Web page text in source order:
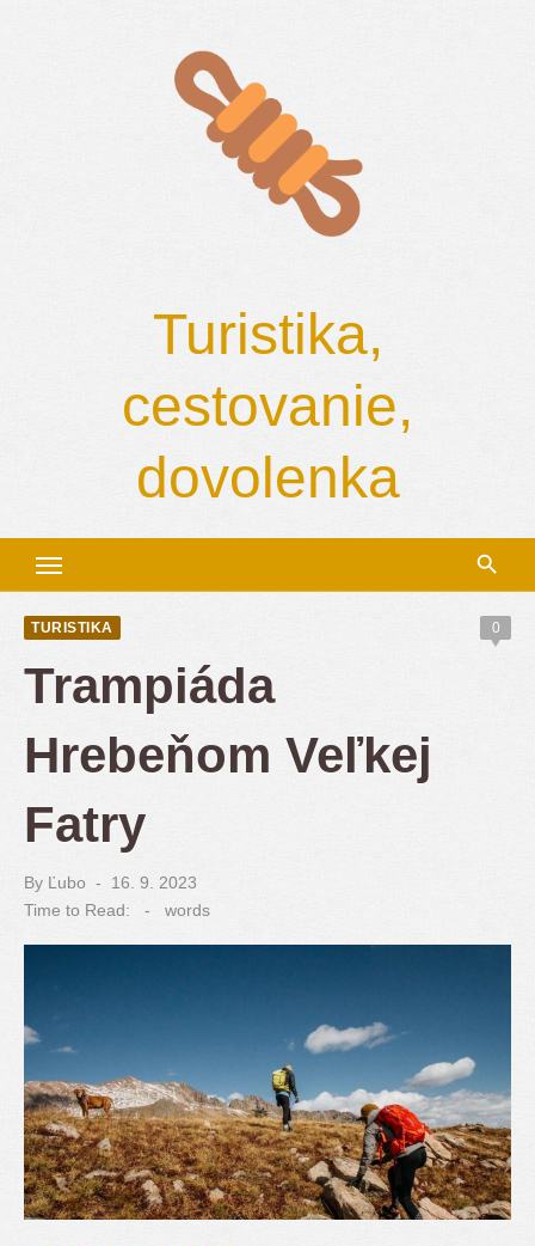
Turistika,
cestovanie,
dovolenka
TURISTIKA 0
Trampiáda
Hrebeňom Veľkej
Fatry
By Ľubo
Posted
on
16. 9. 2023
Time to Read:
- words